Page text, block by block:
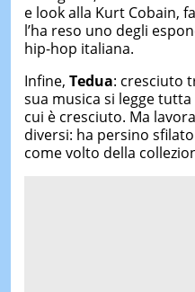
e look alla Kurt Cobain,
l’ha reso uno degli
hip-hop italiana.
Infine, Tedua: cresciuto
sua musica si legge
cui è cresciuto. Ma
diversi: ha persino
come volto della